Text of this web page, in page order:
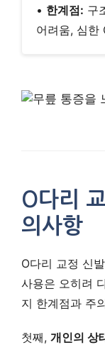
• 한계점: 구
어려움, 심한
O다리
의사항
O다리 교정 신
사용은 오히려
지 한계점과 주
첫째, 개인의 상